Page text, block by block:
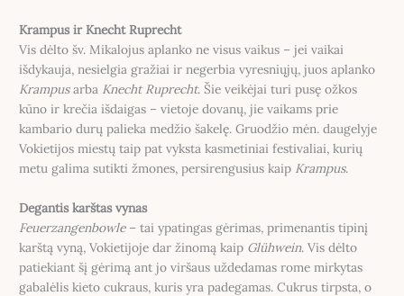
Krampus ir Knecht Ruprecht
Vis dėlto šv. Mikalojus aplanko ne visus vaikus – jei vaikai
išdykauja, nesielgia gražiai ir negerbia vyresniųjų, juos aplanko
Krampusarba Knecht Ruprecht. Šie veikėjai turi pusę ožkos
kūno ir krečia išdaigas – vietoje dovanų, jie vaikams prie
kambario durų palieka medžio šakelę. Gruodžio mėn. daugelyje
Vokietijos miestų taip pat vyksta kasmetiniai festivaliai, kurių
metu galima sutikti žmones, persirengusius kaip Krampus.
Degantis karštas vynas
Feuerzangenbowle– tai ypatingas gėrimas, primenantis tipinį
karštą vyną, Vokietijoje dar žinomą kaip Glühwein. Vis dėlto
patiekiant šį gėrimą ant jo viršaus uždedamas rome mirkytas
gabalėlis kieto cukraus, kuris yra padegamas. Cukrus tirpsta, o